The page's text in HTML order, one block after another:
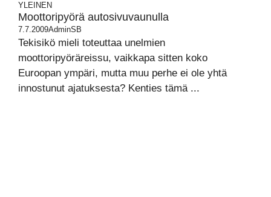
YLEINEN
Moottoripyörä autosivuvaunulla
7.7.2009AdminSB
Tekisikö mieli toteuttaa unelmien
moottoripyöräreissu, vaikkapa sitten koko
Euroopan ympäri, mutta muu perhe ei ole yhtä
innostunut ajatuksesta? Kenties tämä ...